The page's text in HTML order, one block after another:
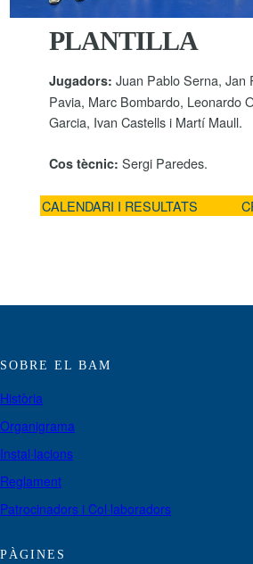
PLANTILLA
Jugadors: Juan Pablo Serna, Jan
Pavia, Marc Bombardo, Leonardo
Garcia, Ivan Castells i Martí Maull.
Cos tècnic: Sergi Paredes.
CALENDARI I RESULTATS
SOBRE EL BAM
Història
Organigrama
Instal·lacions
Reglament
Patrocinadors i Col·laboradors
PÀGINES